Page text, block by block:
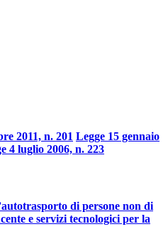
2011, n. 201 Legge 15 gennaio
4 luglio 2006, n. 223
di persone non di
e servizi tecnologici per la